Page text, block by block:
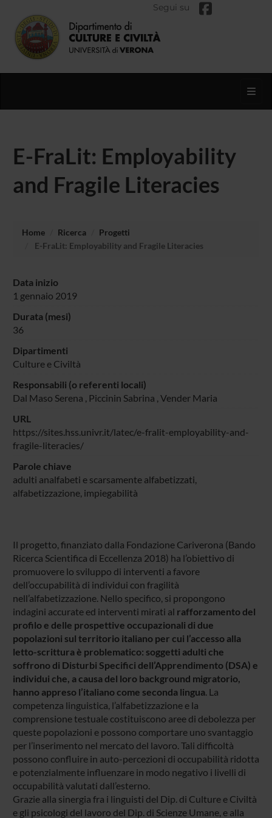
Segui su
E-FraLit: Employability
and Fragile Literacies
Home Ricerca
Progetti
E-FraLit: Employability and Fragile Literacies
Data inizio
1 gennaio 2019
Durata (mesi)
36
Dipartimenti
Culture e Civiltà
Responsabili (o referenti locali)
Dal Maso Serena , Piccinin Sabrina , Vender Maria
URL
https://sites.hss.univr.it/latec/e-fralit-employability-and-
fragile-literacies/
Parole chiave
adulti analfabeti e scarsamente alfabetizzati,
alfabetizzazione, impiegabilità
Il progetto, finanziato dalla Fondazione Cariverona (Bando
Ricerca Scientifica di Eccellenza 2018) ha l’obiettivo di
promuovere lo sviluppo di interventi a favore
dell’occupabilità di individui con fragilità
nell’alfabetizzazione. Nello specifico, si propongono
indagini accurate ed interventi mirati al rafforzamento del
profilo e delle prospettive occupazionali di due
popolazioni sul territorio italiano per cui l’accesso alla
letto-scrittura è problematico: soggetti adulti che
soffrono di Disturbi Specifici dell’Apprendimento (DSA) e
individui che, a causa del loro background migratorio,
hanno appreso l’italiano come seconda lingua. La
competenza linguistica, l’alfabetizzazione e la
comprensione testuale costituiscono aree di debolezza per
queste popolazioni e possono comportare uno svantaggio
per l’inserimento nel mercato del lavoro. Tali difficoltà
possono confluire in auto-percezioni di occupabilità ridotta
e potenzialmente influenzare in modo negativo i livelli di
occupabilità valutati dall’esterno.
Grazie alla sinergia fra i linguisti del Dip. di Culture e Civiltà
e gli psicologi del lavoro del Dip. di Scienze Umane, e alla